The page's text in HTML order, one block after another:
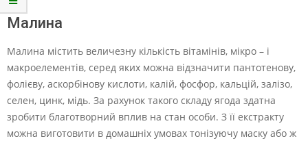
Малина
Малина містить величезну кількість вітамінів, мікро – і
макроелементів, серед яких можна відзначити пантотенову,
фолієву, аскорбінову кислоти, калій, фосфор, кальцій, залізо,
селен, цинк, мідь. За рахунок такого складу ягода здатна
зробити благотворний вплив на стан особи. З її екстракту
можна виготовити в домашніх умовах тонізуючу маску або ж